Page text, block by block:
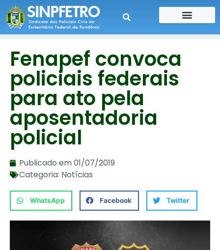
Fenapef convoca
policiais federais
para ato pela
aposentadoria
policial
Publicado em01/07/2019
Categoria: Notícias
WhatsApp Facebook Twitter